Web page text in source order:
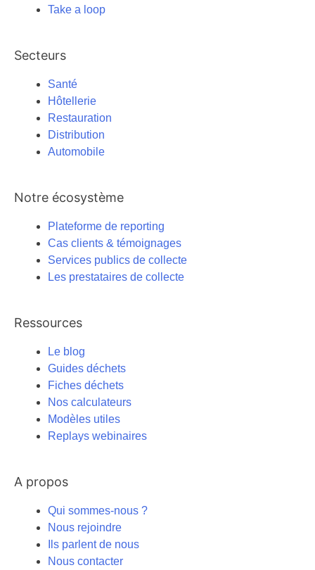
Take a loop
Secteurs
Santé
Hôtellerie
Restauration
Distribution
Automobile
Notre écosystème
Plateforme de reporting
Cas clients & témoignages
Services publics de collecte
Les prestataires de collecte
Ressources
Le blog
Guides déchets
Fiches déchets
Nos calculateurs
Modèles utiles
Replays webinaires
A propos
Qui sommes-nous ?
Nous rejoindre
Ils parlent de nous
Nous contacter